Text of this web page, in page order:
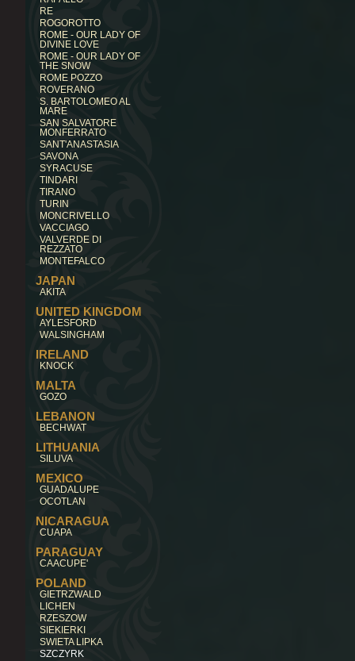
RE
ROGOROTTO
ROME - OUR LADY OF
DIVINE LOVE
ROME - OUR LADY OF
THE SNOW
ROME POZZO
ROVERANO
S. BARTOLOMEO AL
MARE
SAN SALVATORE
MONFERRATO
SANT'ANASTASIA
SAVONA
SYRACUSE
TINDARI
TIRANO
TURIN
MONCRIVELLO
VACCIAGO
VALVERDE DI
REZZATO
MONTEFALCO
JAPAN
AKITA
UNITED KINGDOM
AYLESFORD
WALSINGHAM
IRELAND
KNOCK
MALTA
GOZO
LEBANON
BECHWAT
LITHUANIA
SILUVA
MEXICO
GUADALUPE
OCOTLAN
NICARAGUA
CUAPA
PARAGUAY
CAACUPE'
POLAND
GIETRZWALD
LICHEN
RZESZOW
SIEKIERKI
SWIETA LIPKA
SZCZYRK